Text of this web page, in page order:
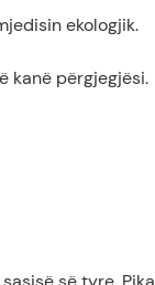
ekologjik.
kanë përgjegjësi.